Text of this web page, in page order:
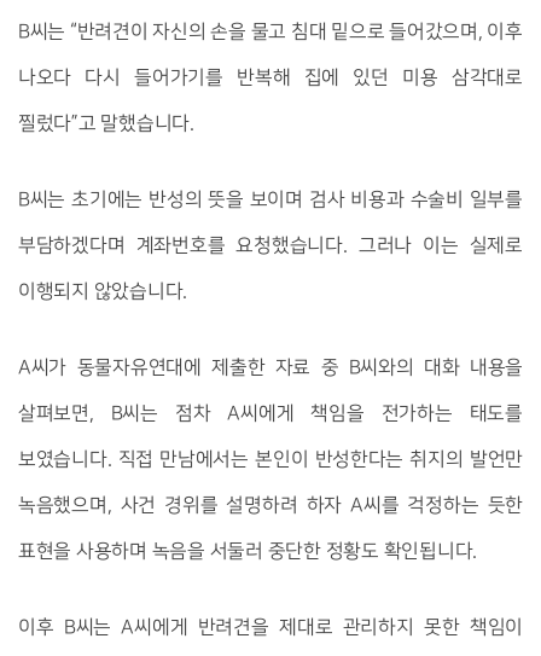
B씨는 “반려견이 자신의 손을 물고 침대 밑으로 들어갔으며, 이후
나오다 다시 들어가기를 반복해 집에 있던 미용 삼각대로
찔렀다”고 말했습니다.
B씨는 초기에는 반성의 뜻을 보이며 검사 비용과 수술비 일부를
부담하겠다며 계좌번호를 요청했습니다. 그러나 이는 실제로
이행되지 않았습니다.
A씨가 동물자유연대에 제출한 자료 중 B씨와의 대화 내용을
살펴보면, B씨는 점차 A씨에게 책임을 전가하는 태도를
보였습니다. 직접 만남에서는 본인이 반성한다는 취지의 발언만
녹음했으며, 사건 경위를 설명하려 하자 A씨를 걱정하는 듯한
표현을 사용하며 녹음을 서둘러 중단한 정황도 확인됩니다.
이후 B씨는 A씨에게 반려견을 제대로 관리하지 못한 책임이